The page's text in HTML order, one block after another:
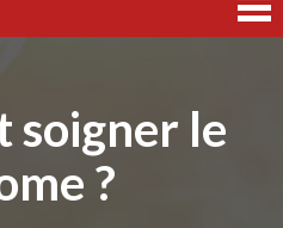
soigner le
?